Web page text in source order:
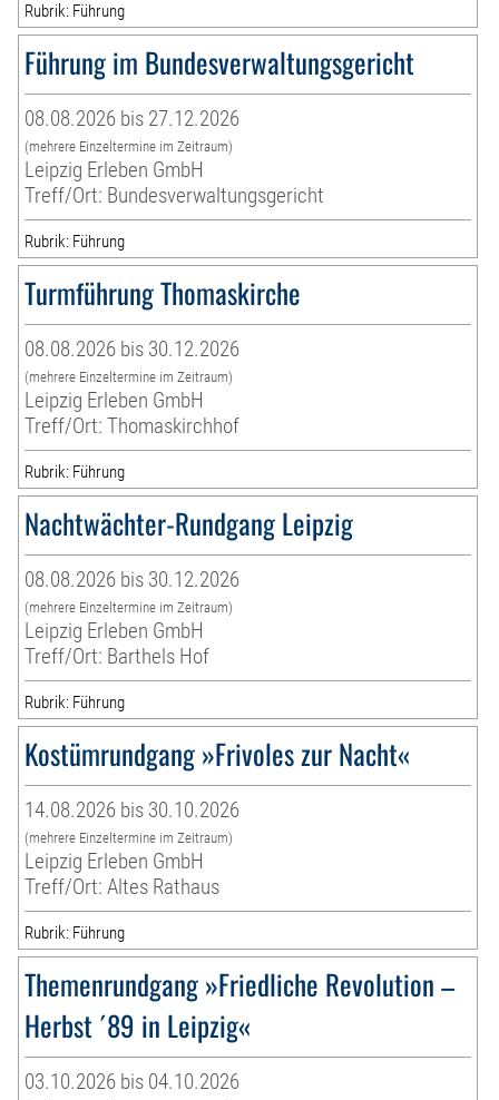
Rubrik: Führung
Führung im Bundesverwaltungsgericht
08.08.2026 bis 27.12.2026
(mehrere Einzeltermine im Zeitraum)
Leipzig Erleben GmbH
Treff/Ort: Bundesverwaltungsgericht
Rubrik: Führung
Turmführung Thomaskirche
08.08.2026 bis 30.12.2026
(mehrere Einzeltermine im Zeitraum)
Leipzig Erleben GmbH
Treff/Ort: Thomaskirchhof
Rubrik: Führung
Nachtwächter-Rundgang Leipzig
08.08.2026 bis 30.12.2026
(mehrere Einzeltermine im Zeitraum)
Leipzig Erleben GmbH
Treff/Ort: Barthels Hof
Rubrik: Führung
Kostümrundgang »Frivoles zur Nacht«
14.08.2026 bis 30.10.2026
(mehrere Einzeltermine im Zeitraum)
Leipzig Erleben GmbH
Treff/Ort: Altes Rathaus
Rubrik: Führung
Themenrundgang »Friedliche Revolution –
Herbst ´89 in Leipzig«
03.10.2026 bis 04.10.2026